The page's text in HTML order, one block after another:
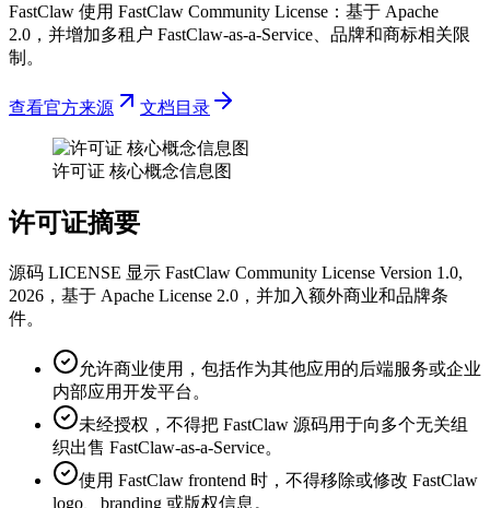
FastClaw 使用 FastClaw Community License：基于 Apache
2.0，并增加多租户 FastClaw-as-a-Service、品牌和商标相关限
制。
查看官方来源 文档目录
许可证 核心概念信息图
许可证摘要
源码 LICENSE 显示 FastClaw Community License Version 1.0,
2026，基于 Apache License 2.0，并加入额外商业和品牌条
件。
允许商业使用，包括作为其他应用的后端服务或企业
内部应用开发平台。
未经授权，不得把 FastClaw 源码用于向多个无关组
织出售 FastClaw-as-a-Service。
使用 FastClaw frontend 时，不得移除或修改 FastClaw
logo、branding 或版权信息。